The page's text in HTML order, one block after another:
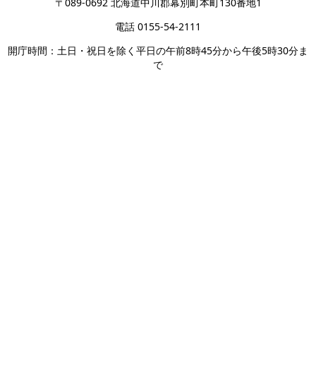
〒089-0692 北海道中川郡幕別町本町130番地1
電話 0155-54-2111
開庁時間：土日・祝日を除く平日の午前8時45分から午後5時30分ま
で